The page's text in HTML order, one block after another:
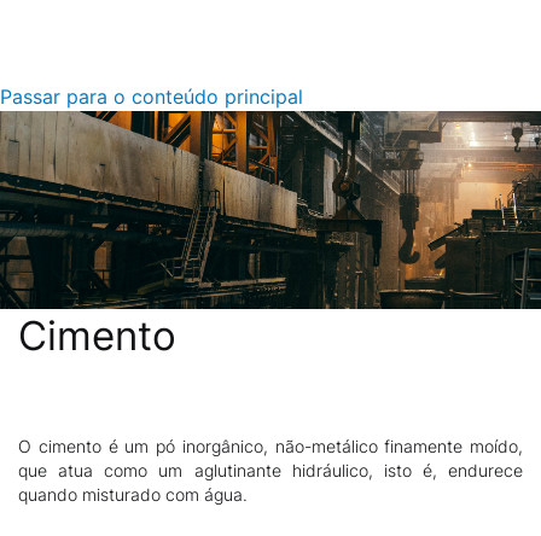
Passar para o conteúdo principal
Cimento
Descrição
O cimento é um pó inorgânico, não-metálico finamente moído,
que atua como um aglutinante hidráulico, isto é, endurece
quando misturado com água.